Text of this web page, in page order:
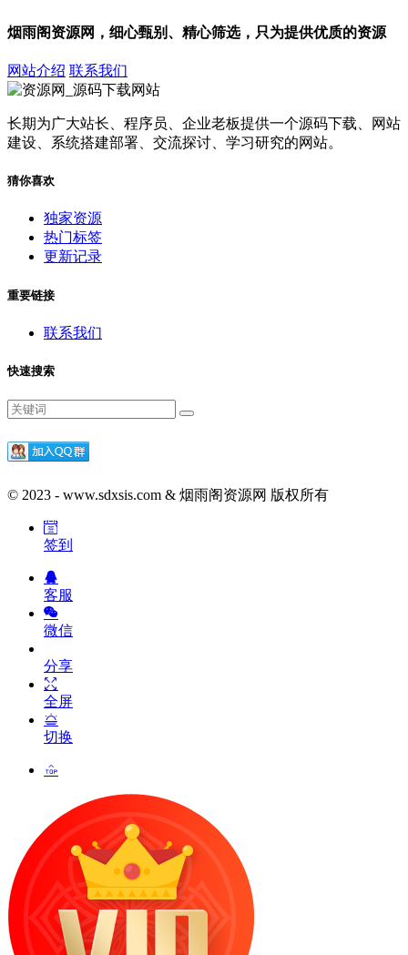
烟雨阁资源网，细心甄别、精心筛选，只为提供优质的资源
网站介绍 联系我们
长期为广大站长、程序员、企业老板提供一个源码下载、网站
建设、系统搭建部署、交流探讨、学习研究的网站。
猜你喜欢
独家资源
热门标签
更新记录
重要链接
联系我们
快速搜索
© 2023 - www.sdxsis.com & 烟雨阁资源网 版权所有
签到
客服
微信
分享
全屏
切换